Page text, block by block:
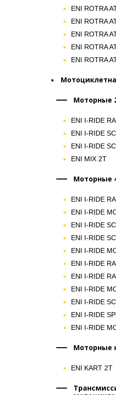
ENI ROTRA
ENI ROTRA
ENI ROTRA
ENI ROTRA
ENI ROTRA
Моторные
ENI I-RIDE
ENI I-RIDE
ENI I-RIDE
ENI MIX 2T
Моторные
ENI I-RIDE
ENI I-RIDE
ENI I-RIDE
ENI I-RIDE
ENI I-RIDE
ENI I-RIDE
ENI I-RIDE
ENI I-RIDE
ENI I-RIDE
ENI I-RIDE
ENI I-RIDE
Моторные
ENI KART 2T